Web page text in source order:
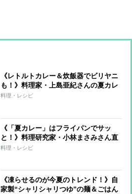
《レトルトカレー＆炊飯器でビリヤニ
も！》料理家・上島亜紀さんの夏カレ
ーレシピ
料理・レシピ
《「夏カレー」はフライパンでサッ
と！》料理研究家・小林まさみさん直
伝レシピ
料理・レシピ
《凍らせるのが今夏のトレンド！》自
家製“シャリシャリつゆ”の麺＆ごはん